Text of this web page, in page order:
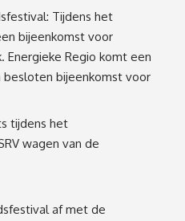
Tijdens het
bijeenkomst voor
Energieke Regio komt een
bijeenkomst voor
tijdens het
wagen van de
af met de